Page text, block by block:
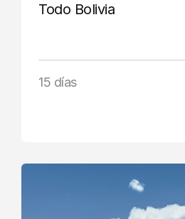
Todo Bolivia
15 días